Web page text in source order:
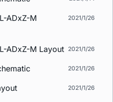
ADxZ-M
2021/1/26
ADxZ-M Layout 2021/1/26
2021/1/26
2021/1/26